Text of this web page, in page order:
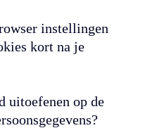
instellingen
kort na je
uitoefenen op de